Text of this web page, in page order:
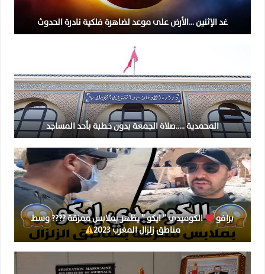
غد الإثنين …الأرض على موعد لضاهرة فلكية نادرة الحدوث
المحمدية …..صلاة الجمعة بدون خطبة بأحد المساجد
برافو
الكوميدي ” ايكو ” يظهر بملابس ممزقة ???? وسط
مناطق زلزال المغرب 2023